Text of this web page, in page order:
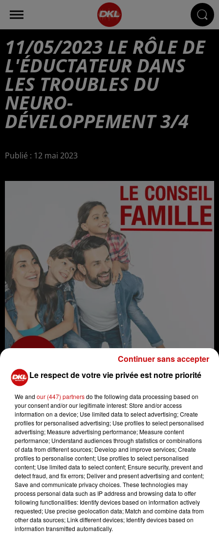
11/05/2023 LE RÔLE DE
L'ÉDUCTATEUR DANS
LES TROUBLES DU
NEURO-
DÉVELOPPEMENT 3/4
Publié : 12 mai 2023
papa maman
Parents
enfant
famille
enfants
parent
conseil
adolescents
adolescent
parentalité
bébé
éducation
bébés lien parental
DKL - Cécilia Reichert
Le respect de votre vie privée est notre priorité
We and our (447) partnersdo the following data processing based on
your consent and/or our legitimate interest: Store and/or access
information on a device; Use limited data to select advertising; Create
profiles for personalised advertising; Use profiles to select personalised
advertising; Measure advertising performance; Measure content
performance; Understand audiences through statistics or combinations
of data from different sources; Develop and improve services; Create
profiles to personalise content; Use profiles to select personalised
content; Use limited data to select content; Ensure security, prevent and
detect fraud, and fix errors; Deliver and present advertising and content;
Save and communicate privacy choices. These technologies may
process personal data such as IP address and browsing data to offer
following functionalities: Identify devices based on information actively
requested; Use precise geolocation data; Match and combine data from
other data sources; Link different devices; Identify devices based on
information transmitted automatically.
Continuer sans accepter